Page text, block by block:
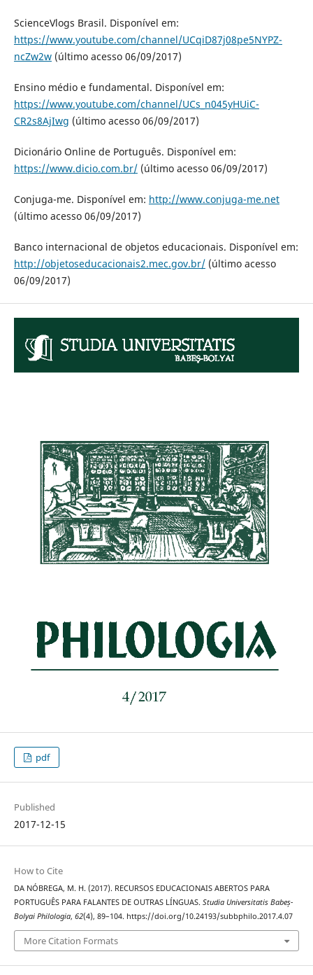
ScienceVlogs Brasil. Disponível em:
https://www.youtube.com/channel/UCqiD87j08pe5NYPZ-
ncZw2w(último acesso 06/09/2017)
Ensino médio e fundamental. Disponível em:
https://www.youtube.com/channel/UCs_n045yHUiC-
CR2s8AjIwg (último acesso 06/09/2017)
Dicionário Online de Português. Disponível em:
https://www.dicio.com.br/(último acesso 06/09/2017)
Conjuga-me. Disponível em: http://www.conjuga-me.net
(último acesso 06/09/2017)
Banco internacional de objetos educacionais. Disponível em:
http://objetoseducacionais2.mec.gov.br/(último acesso
06/09/2017)
pdf
Published
2017-12-15
How to Cite
DA NÓBREGA, M. H. (2017). RECURSOS EDUCACIONAIS ABERTOS PARA
PORTUGUÊS PARA FALANTES DE OUTRAS LÍNGUAS. Studia Universitatis Babeș-
Bolyai Philologia, 62(4), 89–104. https://doi.org/10.24193/subbphilo.2017.4.07
More Citation Formats